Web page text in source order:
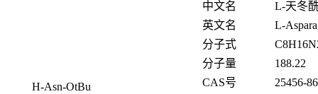
H-Asn-OtBu
中文名 L-天冬
英文名
L-
分子式
C8H16N
分子量
188.22
CAS号
25456-